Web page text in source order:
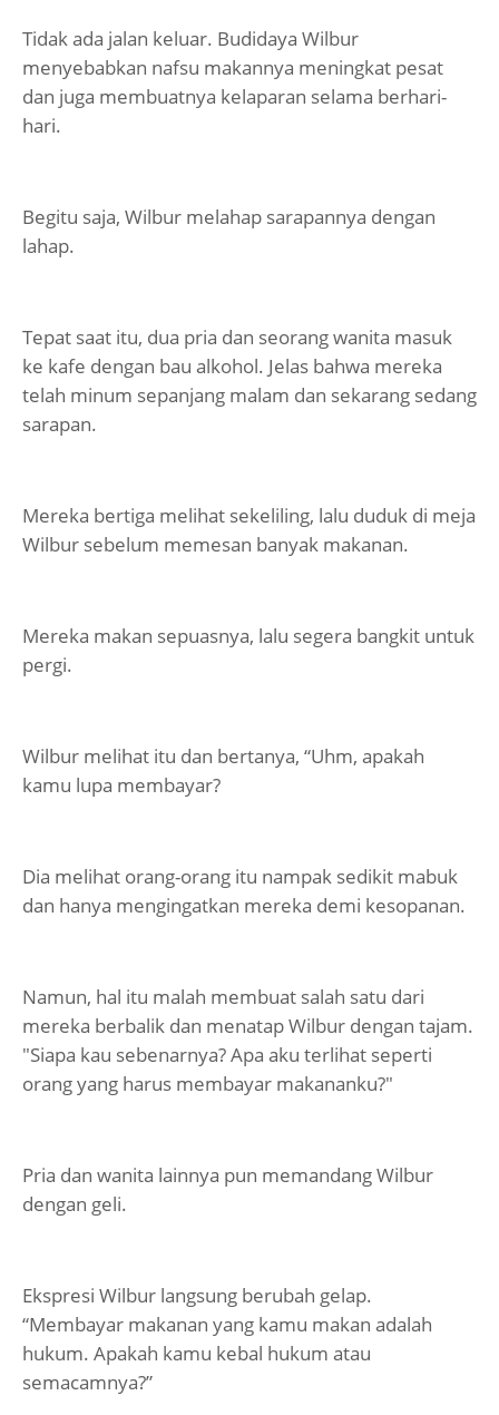
Tidak ada jalan keluar. Budidaya Wilbur
menyebabkan nafsu makannya meningkat pesat
dan juga membuatnya kelaparan selama berhari-
hari.
Begitu saja, Wilbur melahap sarapannya dengan
lahap.
Tepat saat itu, dua pria dan seorang wanita masuk
ke kafe dengan bau alkohol. Jelas bahwa mereka
telah minum sepanjang malam dan sekarang sedang
sarapan.
Mereka bertiga melihat sekeliling, lalu duduk di meja
Wilbur sebelum memesan banyak makanan.
Mereka makan sepuasnya, lalu segera bangkit untuk
pergi.
Wilbur melihat itu dan bertanya, “Uhm, apakah
kamu lupa membayar?
Dia melihat orang-orang itu nampak sedikit mabuk
dan hanya mengingatkan mereka demi kesopanan.
Namun, hal itu malah membuat salah satu dari
mereka berbalik dan menatap Wilbur dengan tajam.
"Siapa kau sebenarnya? Apa aku terlihat seperti
orang yang harus membayar makananku?"
Pria dan wanita lainnya pun memandang Wilbur
dengan geli.
Ekspresi Wilbur langsung berubah gelap.
“Membayar makanan yang kamu makan adalah
hukum. Apakah kamu kebal hukum atau
semacamnya?”